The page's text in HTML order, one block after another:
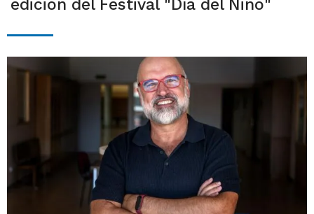
edición del Festival "Día del Niño"